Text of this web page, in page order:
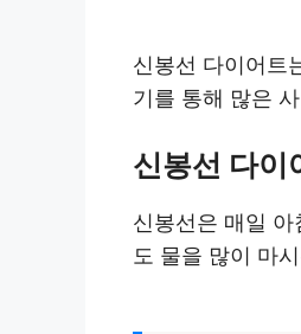
신봉선 다이어트
기를 통해 많은
신봉선 다이
신봉선은 매일
도 물을 많이 마